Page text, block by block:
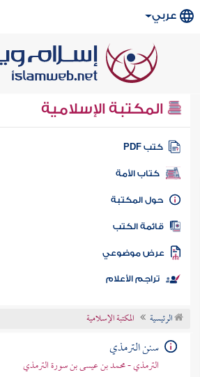
عربي
المكتبة الإسلامية
كتب PDF
كتاب الأمة
المكتبة
الكتب
موضوعي
تراجم الأعلام
الرئيسية المكتبة الإسلامية
سنن الترمذي
الترمذي - محمد بن عيسى بن سورة الترمذي